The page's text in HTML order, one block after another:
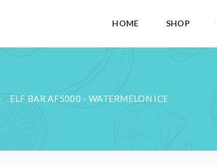
HOME SHOP
ELF BAR AF5000 - WATERMELON ICE